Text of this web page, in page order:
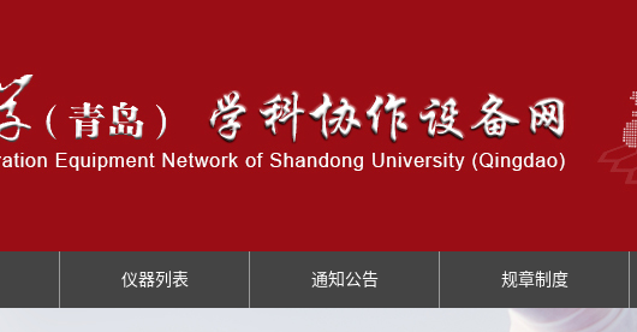
仪器列表 通知公告 规章制度